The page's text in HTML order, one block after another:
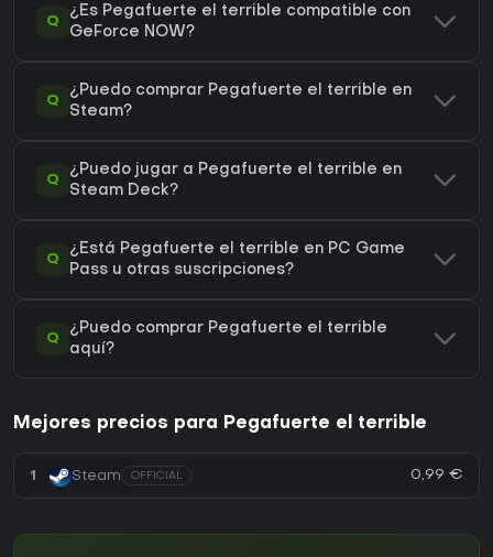
Q
¿Es Pegafuerte el terrible compatible con
GeForce NOW?
Q
¿Puedo comprar Pegafuerte el terrible en
Steam?
Q
¿Puedo jugar a Pegafuerte el terrible en
Steam Deck?
Q
¿Está Pegafuerte el terrible en PC Game
Pass u otras suscripciones?
Q
¿Puedo comprar Pegafuerte el terrible
aquí?
Mejores precios para Pegafuerte el terrible
1 Steam OFFICIAL 0,99 €